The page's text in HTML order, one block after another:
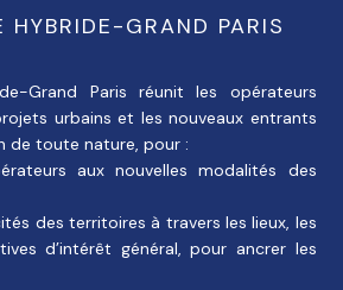
HYBRIDE-GRAND PARIS
Grand Paris réunit les opérateurs
urbains et les nouveaux entrants
de toute nature, pour :
aux nouvelles modalités des
des territoires à travers les lieux, les
d’intérêt général, pour ancrer les